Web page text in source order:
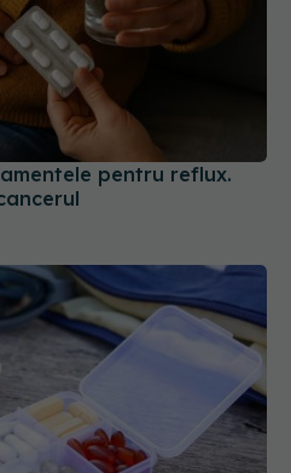
pentru reflux.